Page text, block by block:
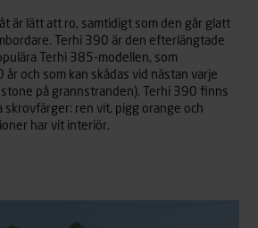
är lätt att ro, samtidigt som den går glatt
Terhi 390 är den efterlängtade
Terhi 385-modellen, som
och som kan skådas vid nästan varje
på grannstranden). Terhi 390 finns
skrovfärger: ren vit, pigg orange och
har vit interiör.